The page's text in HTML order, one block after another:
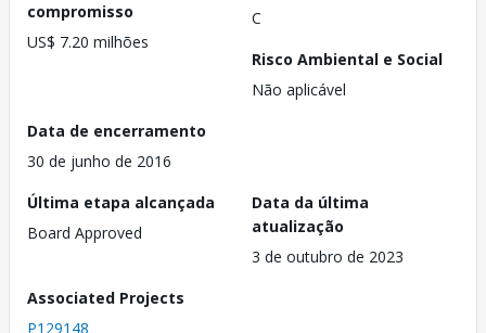
compromisso
US$ 7.20 milhões
C
Risco Ambiental e Social
Não aplicável
Data de encerramento
30 de junho de 2016
Última etapa alcançada
Board Approved
Data da última
atualização
3 de outubro de 2023
Associated Projects
P129148